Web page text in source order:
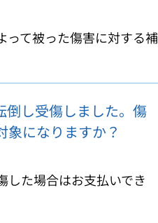
って被った傷害に対する補
倒し受傷しました。傷
象になりますか？
した場合はお支払いでき